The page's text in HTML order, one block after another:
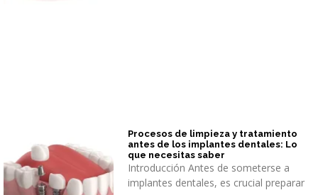
Procesos de limpieza y tratamiento
antes de los implantes dentales: Lo
que necesitas saber
Introducción Antes de someterse a
implantes dentales, es crucial preparar